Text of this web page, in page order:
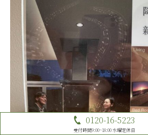
0120-16-5223
受付時間9:00~18:00 水曜定休日